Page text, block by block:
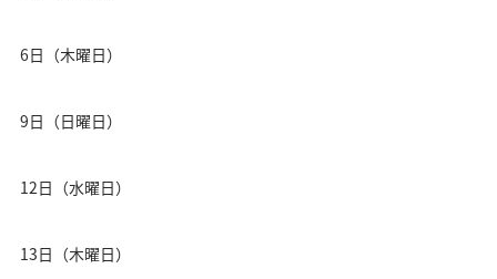
6日（木曜日）
9日（日曜日）
12日（水曜日）
13日（木曜日）